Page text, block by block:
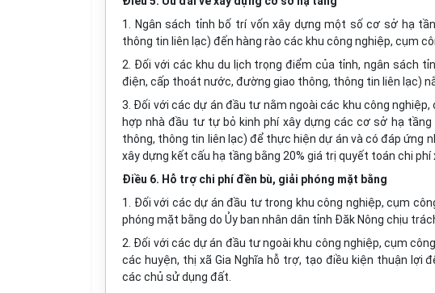
1. Ngân sách tỉnh bố trí vốn xây dựng một số cơ sở hạ
thông tin liên lạc) đến hàng rào các khu công nghiệp, cụm
2. Đối với các khu du lịch trọng điểm của tỉnh, ngân sách
điện, cấp thoát nước, đường giao thông, thông tin liên lạc)
3. Đối với các dự án đầu tư nằm ngoài các khu công
hợp nhà đầu tư tự bỏ kinh phí xây dựng các cơ sở hạ
thông, thông tin liên lạc) để thực hiện dự án và có đáp ứng
xây dựng kết cấu hạ tầng bằng 20% giá trị quyết toán chi phí
Điều 6. Hỗ trợ chi phí đền bù, giải phóng mặt bằng
1. Đối với các dự án đầu tư trong khu công nghiệp, cụm
phóng mặt bằng do Ủy ban nhân dân tỉnh Đăk Nông chịu
2. Đối với các dự án đầu tư ngoài khu công nghiệp, cụm
các huyện, thị xã Gia Nghĩa hỗ trợ, tạo điều kiện thuận
các chủ sử dụng đất.